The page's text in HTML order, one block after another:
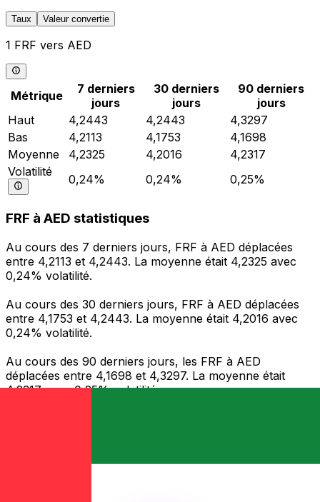
Taux Valeur convertie
1 FRF vers AED
Métrique
7 derniers
jours
30 derniers
jours
90 derniers
jours
Haut
4,2443 4,2443
4,3297
Bas
4,2113 4,1753
4,1698
Moyenne
4,2325 4,2016
4,2317
Volatilité
0,24% 0,24% 0,25%
FRF à AED statistiques
Au cours des 7 derniers jours, FRF à AED déplacées
entre 4,2113 et 4,2443. La moyenne était 4,2325 avec
0,24% volatilité.
Au cours des 30 derniers jours, FRF à AED déplacées
entre 4,1753 et 4,2443. La moyenne était 4,2016 avec
0,24% volatilité.
Au cours des 90 derniers jours, les FRF à AED
déplacées entre 4,1698 et 4,3297. La moyenne était
4,2317 avec 0,25% volatilité.
êtes en déplacement